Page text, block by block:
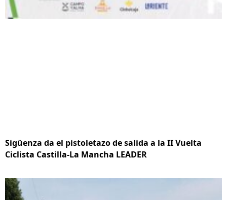
Sigüenza da el pistoletazo de salida a la II Vuelta
Ciclista Castilla-La Mancha LEADER